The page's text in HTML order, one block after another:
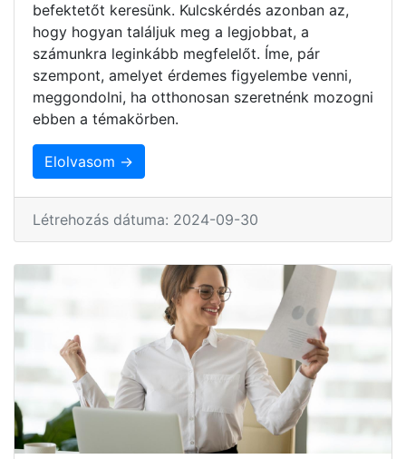
befektetőt keresünk. Kulcskérdés azonban az,
hogy hogyan találjuk meg a legjobbat, a
számunkra leginkább megfelelőt. Íme, pár
szempont, amelyet érdemes figyelembe venni,
meggondolni, ha otthonosan szeretnénk mozogni
ebben a témakörben.
Elolvasom →
Létrehozás dátuma: 2024-09-30